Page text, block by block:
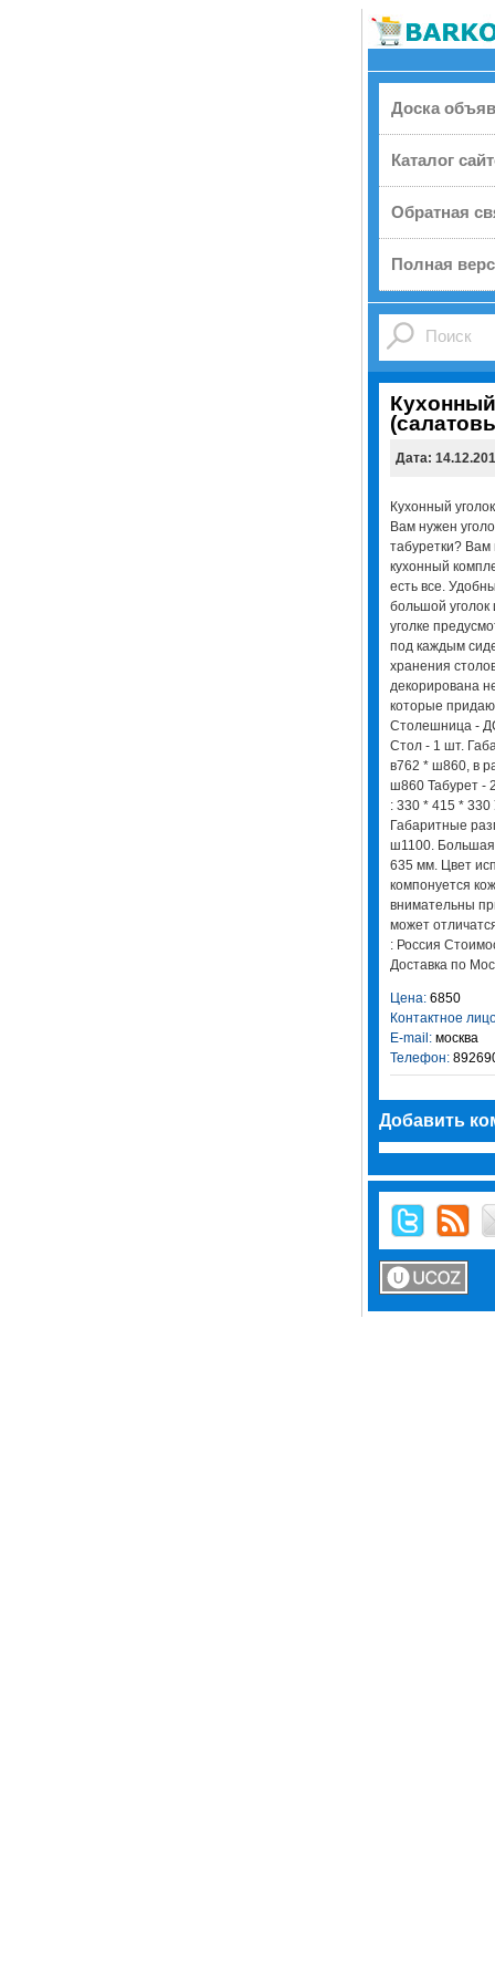
Доска
Каталог
Обратная
Полная
Дата:
Кухонный
Вам нужен
табуретки?
кухонный
есть все.
большой уголок
уголке
под каждым
хранения
декорирована
которые
Столешница -
Стол - 1 шт.
в762 * ш860, в
ш860 Табурет -
: 330 * 415 * 330
Габаритные
ш1100. Большая
635 мм. Цвет
компонуется
внимательны
может
: Россия
Доставка по
Цена:6850
Контактное
E-mail:москва
Телефон:
Добавить